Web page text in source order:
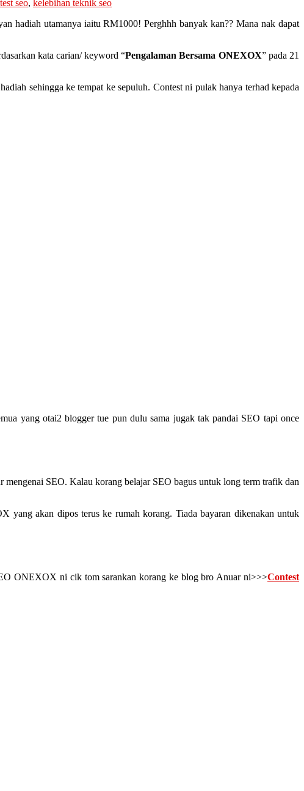
seo, kelebihan teknik seo
hadiah utamanya iaitu RM1000! Perghhh banyak kan?? Mana nak dapat
kata carian/ keyword “Pengalaman Bersama ONEXOX” pada 21
sehingga ke tempat ke sepuluh. Contest ni pulak hanya terhad kepada
yang otai2 blogger tue pun dulu sama jugak tak pandai SEO tapi once
SEO. Kalau korang belajar SEO bagus untuk long term trafik dan
yang akan dipos terus ke rumah korang. Tiada bayaran dikenakan untuk
ONEXOX ni cik tom sarankan korang ke blog bro Anuar ni>>>Contest